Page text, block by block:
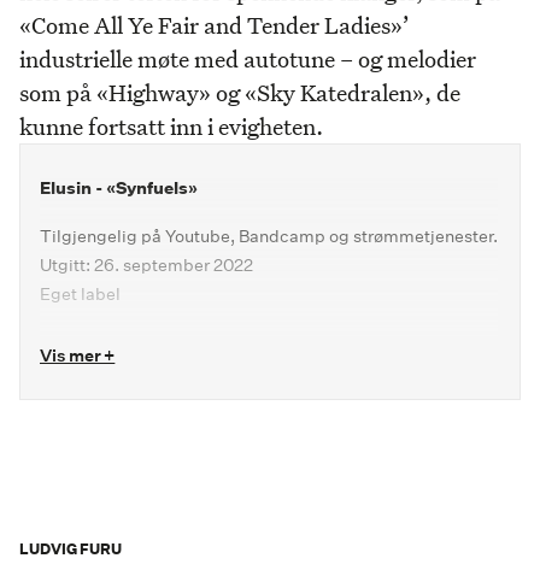
«Come All Ye Fair and Tender Ladies»’
industrielle møte med autotune – og melodier
som på «Highway» og «Sky Katedralen», de
kunne fortsatt inn i evigheten.
Elusin - «Synfuels»
Tilgjengelig på Youtube, Bandcamp og strømmetjenester.
Utgitt: 26. september 2022
Eget label
Vis mer +
LUDVIG FURU